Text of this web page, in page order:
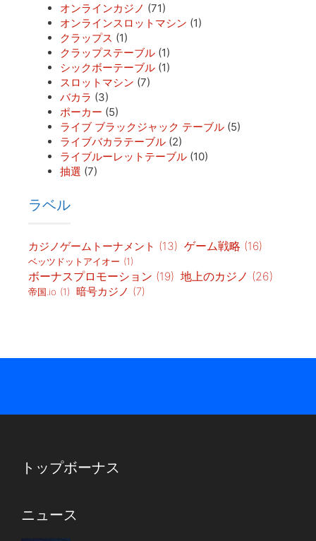
オンラインカジノ (71)
オンラインスロットマシン (1)
クラップス (1)
クラップステーブル (1)
シックボーテーブル (1)
スロットマシン (7)
バカラ (3)
ポーカー (5)
ライブ ブラックジャック テーブル (5)
ライブバカラテーブル (2)
ライブルーレットテーブル (10)
抽選 (7)
ラベル
カジノゲームトーナメント (13) ゲーム戦略 (16)
ベッツドットアイオー (1)
ボーナスプロモーション (19) 地上のカジノ (26)
帝国.io (1) 暗号カジノ (7)
トップボーナス
ニュース